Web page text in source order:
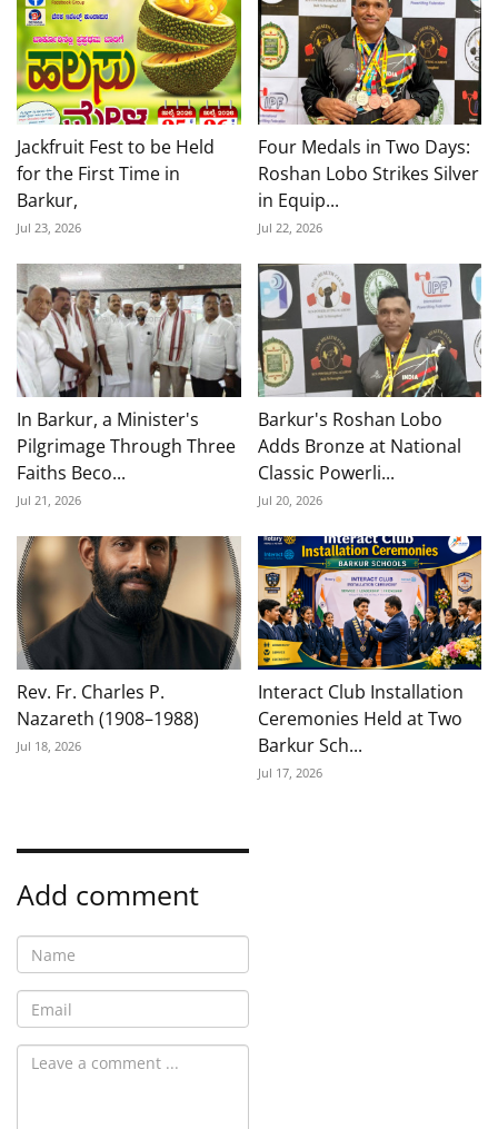
Jackfruit Fest to be Held
for the First Time in
Barkur,
Jul 23, 2026
Four Medals in Two Days:
Roshan Lobo Strikes Silver
in Equip...
Jul 22, 2026
In Barkur, a Minister's
Pilgrimage Through Three
Faiths Beco...
Jul 21, 2026
Barkur's Roshan Lobo
Adds Bronze at National
Classic Powerli...
Jul 20, 2026
Rev. Fr. Charles P.
Nazareth (1908–1988)
Jul 18, 2026
Interact Club Installation
Ceremonies Held at Two
Barkur Sch...
Jul 17, 2026
Add comment